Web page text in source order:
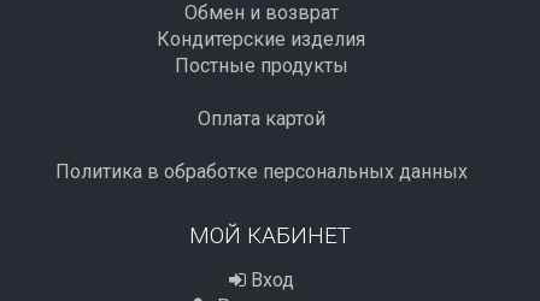
Обмен и возврат
Кондитерские изделия
Постные продукты
Оплата картой
Политика в обработке персональных данных
МОЙ КАБИНЕТ
Вход